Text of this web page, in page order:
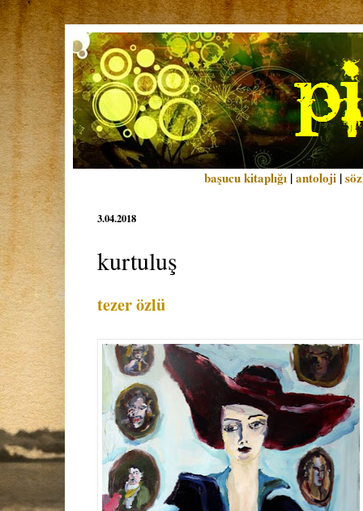
başucu kitaplığı |antoloji |
3.04.2018
kurtuluş
tezer özlü